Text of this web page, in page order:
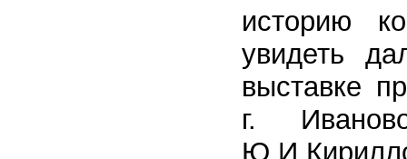
историю
увидеть
выставке
г.